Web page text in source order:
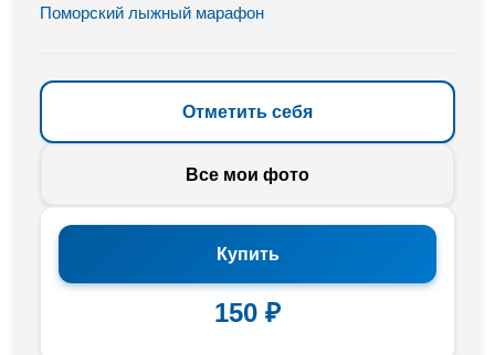
Поморский лыжный марафон
Отметить себя
Все мои фото
Купить
150 ₽